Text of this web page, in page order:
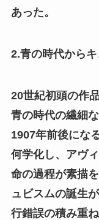
あった。
2.青の時代から
20世紀初頭の作
青の時代の繊細
1907年前後にな
何学化し、アヴ
命の過程が素描
ュビスムの誕生
行錯誤の積み重